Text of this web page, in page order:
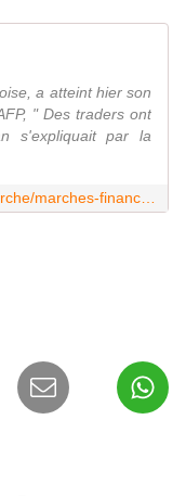
a atteint hier son
" Des traders ont
s'expliquait par la